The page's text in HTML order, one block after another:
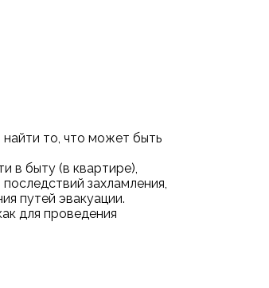
то, что может быть
в быту (в квартире),
захламления,
путей эвакуации.
для проведения